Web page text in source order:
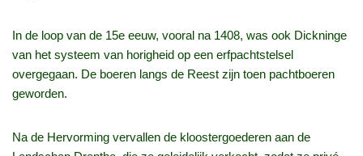
In de loop van de 15e eeuw, vooral na 1408, was ook Dickninge
van het systeem van horigheid op een erfpachtstelsel
overgegaan. De boeren langs de Reest zijn toen pachtboeren
geworden.
Na de Hervorming vervallen de kloostergoederen aan de